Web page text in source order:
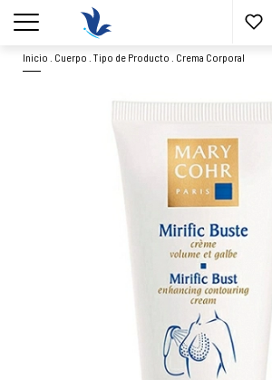
Envío gratisa partir 40€* Muestras
menu
Inicio Cuerpo .Tipo de Producto Crema Corporal